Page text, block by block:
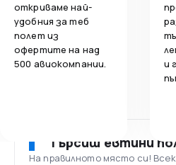
откриваме най-
удобния за теб
полет из
офертите на над
500 авиокомпании.
и
Търсиш евтини
На правилното място си!